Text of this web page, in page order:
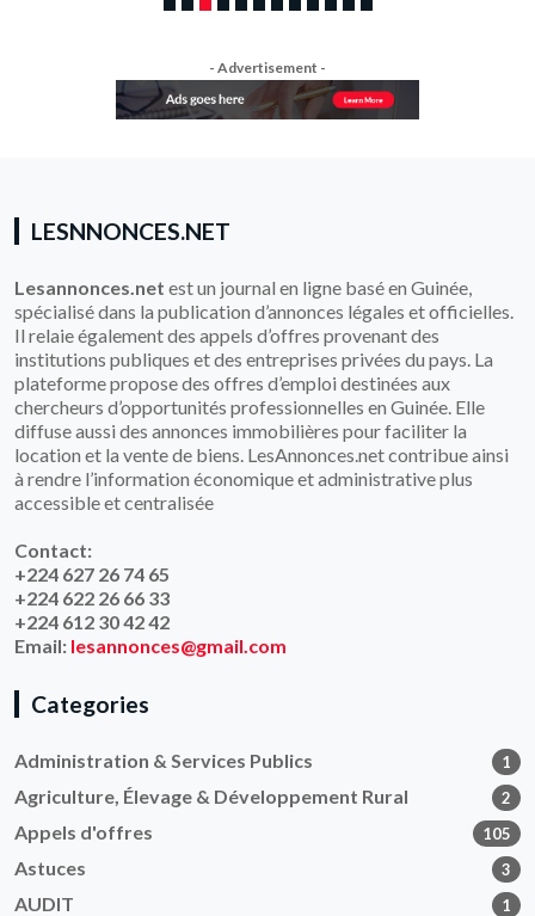
- Advertisement -
LESNNONCES.NET
Lesannonces.net est un journal en ligne basé en Guinée,
spécialisé dans la publication d’annonces légales et officielles.
Il relaie également des appels d’offres provenant des
institutions publiques et des entreprises privées du pays. La
plateforme propose des offres d’emploi destinées aux
chercheurs d’opportunités professionnelles en Guinée. Elle
diffuse aussi des annonces immobilières pour faciliter la
location et la vente de biens. LesAnnonces.net contribue ainsi
à rendre l’information économique et administrative plus
accessible et centralisée
Contact:
+224 627 26 74 65
+224 622 26 66 33
+224 612 30 42 42
Email: lesannonces@gmail.com
Categories
Administration & Services Publics 1
Agriculture, Élevage & Développement Rural 2
Appels d'offres 105
Astuces 3
AUDIT 1